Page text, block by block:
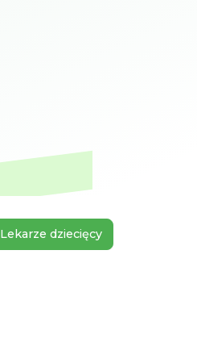
Lekarze dziecięcy